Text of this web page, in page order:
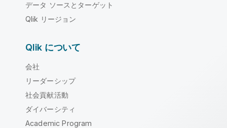
データ ソースとターゲット
Qlik リージョン
Qlik について
会社
リーダーシップ
社会貢献活動
ダイバーシティ
Academic Program